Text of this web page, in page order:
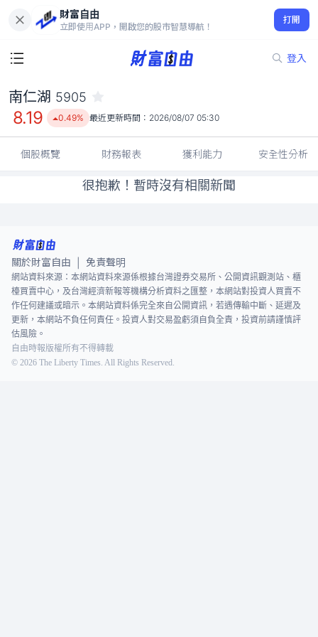
財富自由
立即使用APP，開啟您的股市智慧導航！
打開
登入
8.19
0.49%
南仁湖 5905
8.19 0.49% 最近更新時間： 2026/08/07 05:30
個股概覽 財務報表 獲利能力 安全性分析
很抱歉！暫時沒有相關新聞
關於財富自由 免責聲明
網站資料來源：本網站資料來源係根據台灣證券交易所、公開資訊觀測站、櫃
檯買賣中心，及台灣經濟新報等機構分析資料之匯整，本網站對投資人買賣不
作任何建議或暗示。本網站資料係完全來自公開資訊，若遇傳輸中斷、延遲及
更新，本網站不負任何責任。投資人對交易盈虧須自負全責，投資前請謹慎評
估風險。
自由時報版權所有不得轉載
© 2026 The Liberty Times. All Rights Reserved.